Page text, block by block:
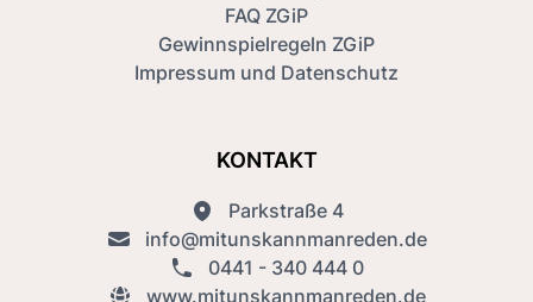
FAQ ZGiP
Gewinnspielregeln ZGiP
Impressum und Datenschutz
KONTAKT
Parkstraße 4
info@mitunskannmanreden.de
0441 - 340 444 0
www.mitunskannmanreden.de